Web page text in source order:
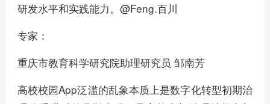
研发水平和实践能力。@Feng.百川
专家：
重庆市教育科学研究院助理研究员 邹南芳
高校校园App泛滥的乱象本质上是数字化转型初期治